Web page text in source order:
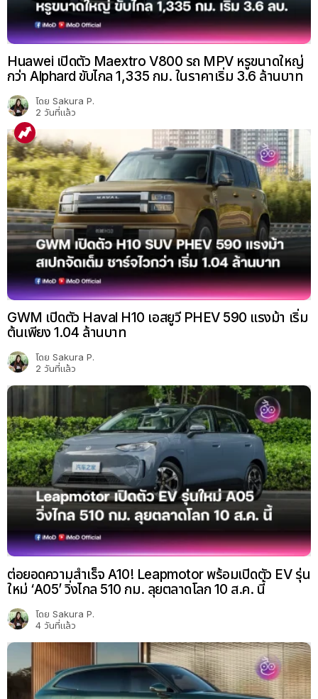
Huawei เปิดตัว Maextro V800 รถ MPV หรูขนาดใหญ่
กว่า Alphard ขับไกล 1,335 กม. ในราคาเริ่ม 3.6 ล้านบาท
โดย Sakura P.
2 วันที่แล้ว
GWM เปิดตัว Haval H10 เอสยูวี PHEV 590 แรงม้า เริ่ม
ต้นเพียง 1.04 ล้านบาท
โดย Sakura P.
2 วันที่แล้ว
ต่อยอดความสำเร็จ A10! Leapmotor พร้อมเปิดตัว EV รุ่น
ใหม่ ‘A05’ วิ่งไกล 510 กม. ลุยตลาดโลก 10 ส.ค. นี้
โดย Sakura P.
4 วันที่แล้ว